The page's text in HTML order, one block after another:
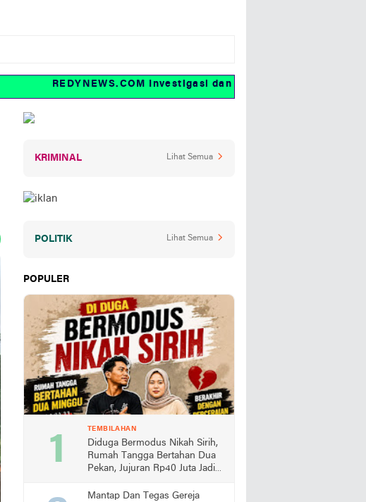
REDYNEWS.COM Investigasi dan fakta
KRIMINAL Lihat Semua
POLITIK Lihat Semua
POPULER
TEMBILAHAN
Diduga Bermodus Nikah Sirih,
Rumah Tangga Bertahan Dua
Pekan, Jujuran Rp40 Juta Jadi
Mantap Dan Tegas Gereja